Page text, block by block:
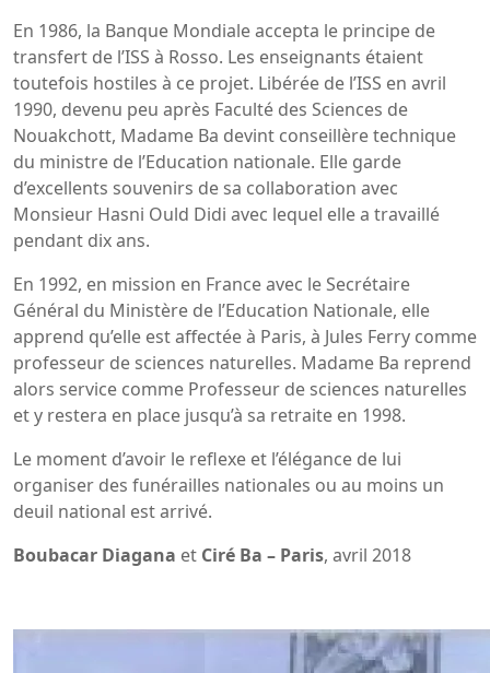
En 1986, la Banque Mondiale accepta le principe de
transfert de l’ISS à Rosso. Les enseignants étaient
toutefois hostiles à ce projet. Libérée de l’ISS en avril
1990, devenu peu après Faculté des Sciences de
Nouakchott, Madame Ba devint conseillère technique
du ministre de l’Education nationale. Elle garde
d’excellents souvenirs de sa collaboration avec
Monsieur Hasni Ould Didi avec lequel elle a travaillé
pendant dix ans.
En 1992, en mission en France avec le Secrétaire
Général du Ministère de l’Education Nationale, elle
apprend qu’elle est affectée à Paris, à Jules Ferry comme
professeur de sciences naturelles. Madame Ba reprend
alors service comme Professeur de sciences naturelles
et y restera en place jusqu’à sa retraite en 1998.
Le moment d’avoir le reflexe et l’élégance de lui
organiser des funérailles nationales ou au moins un
deuil national est arrivé.
Boubacar Diagana et Ciré Ba – Paris, avril 2018